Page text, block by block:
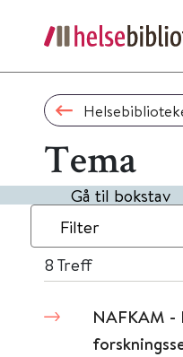
Tema
Gå til bokstav
Filter
8 Treff
NAFKAM -